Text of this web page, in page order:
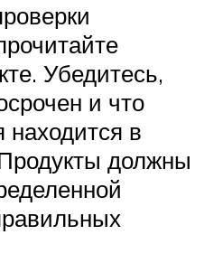
Убедитесь,
и что
находится в
должны